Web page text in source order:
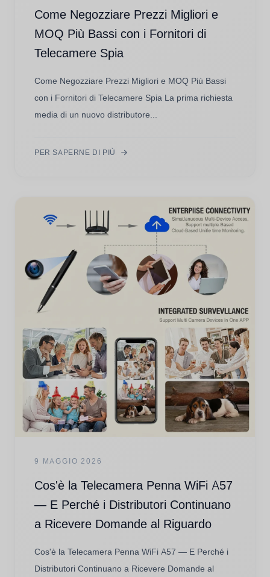
Come Negozziare Prezzi Migliori e
MOQ Più Bassi con i Fornitori di
Telecamere Spia
Come Negozziare Prezzi Migliori e MOQ Più Bassi
con i Fornitori di Telecamere Spia La prima richiesta
media di un nuovo distributore...
PER SAPERNE DI PIÙ
9 MAGGIO 2026
Cos'è la Telecamera Penna WiFi A57
— E Perché i Distributori Continuano
a Ricevere Domande al Riguardo
Cos'è la Telecamera Penna WiFi A57 — E Perché i
Distributori Continuano a Ricevere Domande al